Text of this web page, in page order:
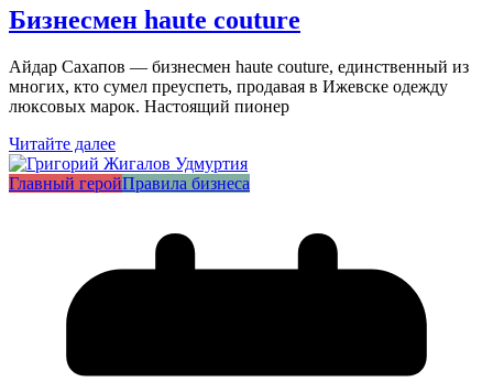
Бизнесмен haute couture
Айдар Сахапов — бизнесмен haute couture, единственный из
многих, кто сумел преуспеть, продавая в Ижевске одежду
люксовых марок. Настоящий пионер
Читайте далее
Главный геройПравила бизнеса